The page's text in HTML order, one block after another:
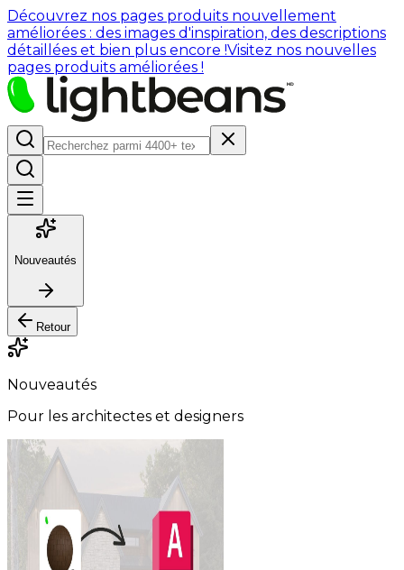
Découvrez nos pages produits nouvellement
améliorées : des images d'inspiration, des descriptions
détaillées et bien plus encore !Visitez nos nouvelles
pages produits améliorées !
Nouveautés
Retour
Nouveautés
Pour les architectes et designers